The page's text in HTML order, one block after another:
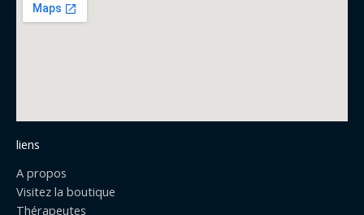
liens
A propos
Visitez la boutique
Thérapeutes